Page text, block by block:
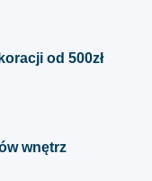
od 500zł
wnętrz